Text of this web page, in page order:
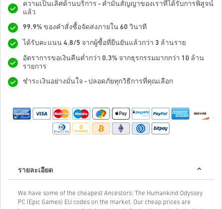
ความเป็นเลิศด้านบริการ - คำมั่นสัญญาของเราที่ได้รับการพิสูจน์
แล้ว
99.9% ของคำสั่งซื้อจัดส่งภายใน 60 วินาที
ได้รับคะแนน 4.8/5 จากผู้ซื้อที่ยืนยันแล้วกว่า 3 ล้านราย
อัตราการขอเงินคืนต่ำกว่า 0.3% จากธุรกรรมมากกว่า 10 ล้าน
รายการ
ชำระเงินอย่างมั่นใจ - ปลอดภัยทุกวิธีการที่คุณเลือก
รายละเอียด
We have some of the cheapest Ancestors: The Humankind Odyssey
PC (Epic Games) EU codes on the market. Our cheap prices are